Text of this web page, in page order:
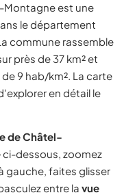
est une
le département
commune rassemble
près de 37 km² et
9 hab/km². La carte
en détail le
de Châtel-
ci-dessous, zoomez
gauche, faites glisser
entre la vue